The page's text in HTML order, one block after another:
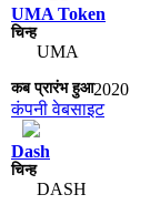
UMA Token
UMA
2020
कंपनी वेबसाइट
Dash
DASH